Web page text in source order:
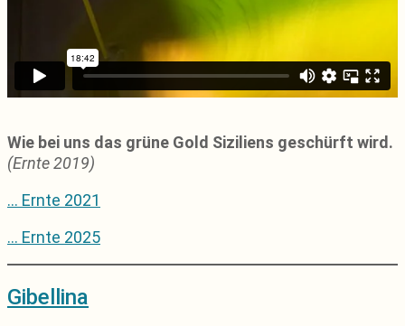
Wie bei uns das grüne Gold Siziliens geschürft wird.
(Ernte 2019)
… Ernte 2021
… Ernte 2025
Gibellina